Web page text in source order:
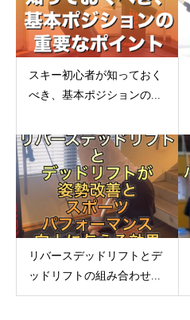
スキー初心者が知っておく
べき、基本ポジションの...
リバースデッドリフトとデ
ッドリフトの組み合わせ...